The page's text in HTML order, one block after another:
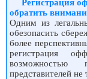
Регистрация
обратить
Одним из
обезопасить
более
регистрация
возможностью
представителей не